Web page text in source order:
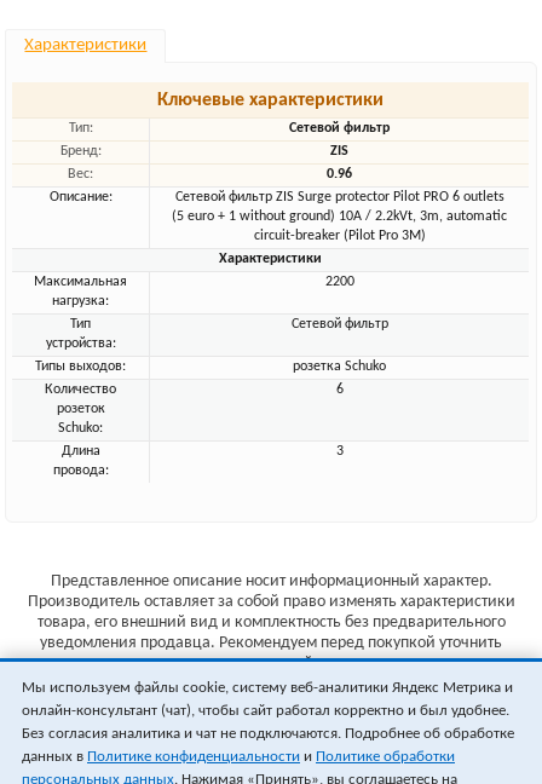
Характеристики
Ключевые характеристики
Тип:
Сетевой фильтр
Бренд:
ZIS
Вес:
0.96
Описание:
Сетевой фильтр ZIS Surge protector Pilot PRO 6 outlets
(5 euro + 1 without ground) 10A / 2.2kVt, 3m, automatic
circuit-breaker (Pilot Pro 3M)
Характеристики
Максимальная
нагрузка:
2200
Тип
устройства:
Сетевой фильтр
Типы выходов:
розетка Schuko
Количество
розеток
Schuko:
6
Длина
провода:
3
Представленное описание носит информационный характер.
Производитель оставляет за собой право изменять характеристики
товара, его внешний вид и комплектность без предварительного
уведомления продавца. Рекомендуем перед покупкой уточнить
характеристики товара на сайте производителя.
Указанные цены не являются публичной офертой (ст.435 ГК РФ).
Стоимость и наличие товара уточняйте у менеджера.
Мы используем файлы cookie, систему веб-аналитики Яндекс Метрика и
онлайн-консультант (чат), чтобы сайт работал корректно и был удобнее.
Без согласия аналитика и чат не подключаются. Подробнее об обработке
данных в Политике конфиденциальности и Политике обработки
персональных данных. Нажимая «Принять», вы соглашаетесь на